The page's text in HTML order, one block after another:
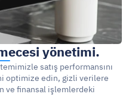
yönetimi.
satış performansını
optimize edin, gizli verilere
ve finansal işlemlerdeki